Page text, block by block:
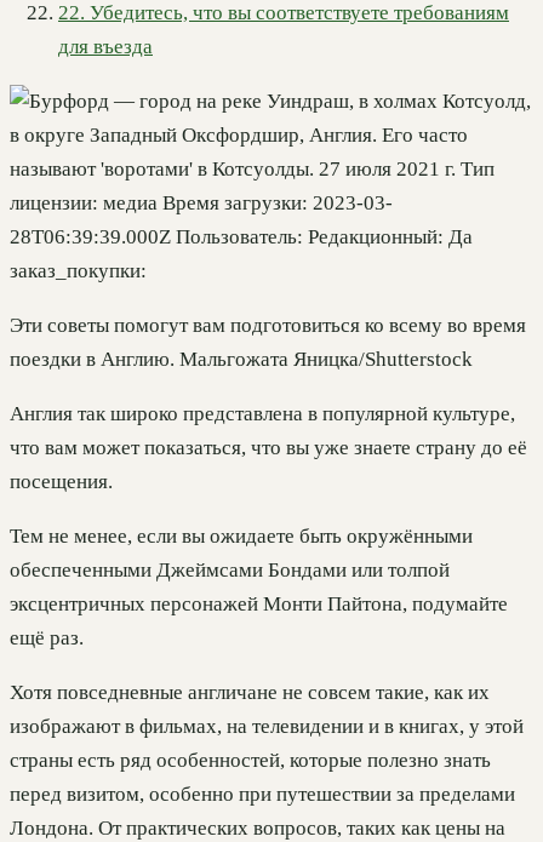
22. Убедитесь, что вы соответствуете требованиям
для въезда
Эти советы помогут вам подготовиться ко всему во время
поездки в Англию. Мальгожата Яницка/Shutterstock
Англия так широко представлена в популярной культуре,
что вам может показаться, что вы уже знаете страну до её
посещения.
Тем не менее, если вы ожидаете быть окружёнными
обеспеченными Джеймсами Бондами или толпой
эксцентричных персонажей Монти Пайтона, подумайте
ещё раз.
Хотя повседневные англичане не совсем такие, как их
изображают в фильмах, на телевидении и в книгах, у этой
страны есть ряд особенностей, которые полезно знать
перед визитом, особенно при путешествии за пределами
Лондона. От практических вопросов, таких как цены на